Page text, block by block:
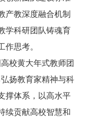
产教深度融合机制
学科研团队铸魂育
作思考。
校黄大年式教师团
扬教育家精神与科
撑体系，以高水平
续贡献高校智慧和